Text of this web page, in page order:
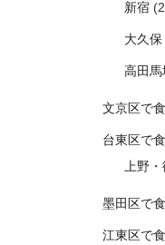
新宿
大久
高田馬
文京区で
台東区で
上野
墨田区で
江東区で